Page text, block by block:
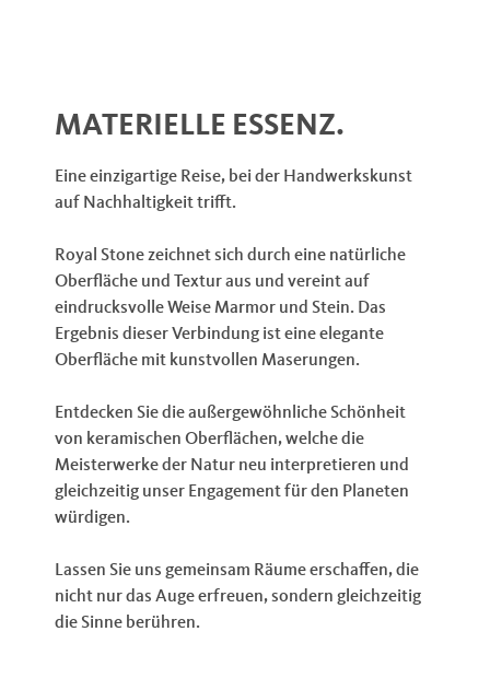
MATERIELLE ESSENZ.
Eine einzigartige Reise, bei der Handwerkskunst
auf Nachhaltigkeit trifft.
Royal Stone zeichnet sich durch eine natürliche
Oberfläche und Textur aus und vereint auf
eindrucksvolle Weise Marmor und Stein. Das
Ergebnis dieser Verbindung ist eine elegante
Oberfläche mit kunstvollen Maserungen.
Entdecken Sie die außergewöhnliche Schönheit
von keramischen Oberflächen, welche die
Meisterwerke der Natur neu interpretieren und
gleichzeitig unser Engagement für den Planeten
würdigen.
Lassen Sie uns gemeinsam Räume erschaffen, die
nicht nur das Auge erfreuen, sondern gleichzeitig
die Sinne berühren.